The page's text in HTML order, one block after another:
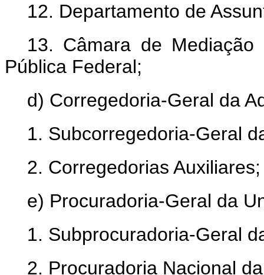
12. Departamento de
13. Câmara de
Pública Federal;
d) Corregedoria-Geral da
1. Subcorregedoria-Geral
2. Corregedorias Auxiliares;
e) Procuradoria-Geral da
1. Subprocuradoria-Geral
2. Procuradoria Nacional